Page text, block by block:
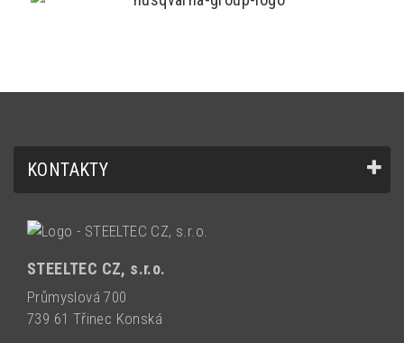
KONTAKTY
STEELTEC CZ, s.r.o.
Průmyslová 700
739 61 Třinec Konská